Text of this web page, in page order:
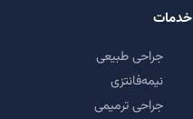
خدمات
جراحی طبیعی
نیمه‌فانتزی
جراحی ترمیمی